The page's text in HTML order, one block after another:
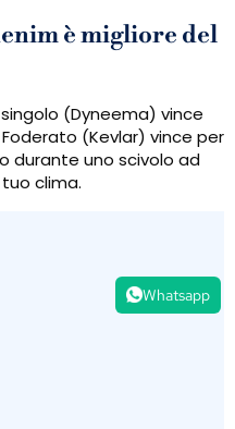
è migliore del
(Dyneema) vince
(Kevlar) vince per
durante uno scivolo ad
clima.
Whatsapp